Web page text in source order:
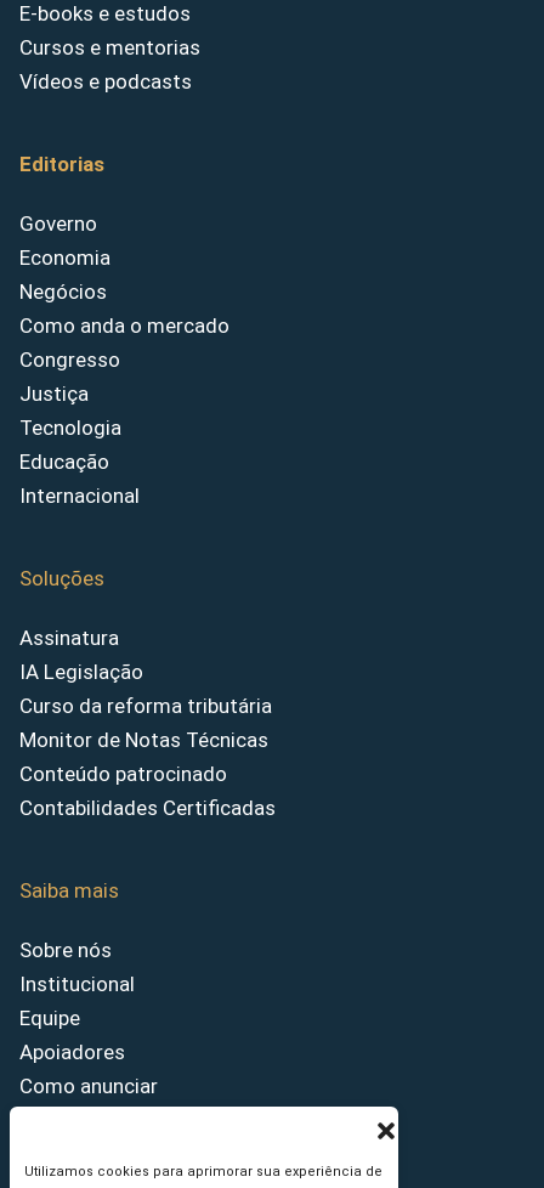
Utilizamos cookies para aprimorar sua experiência de
E-books e estudos
Cursos e mentorias
Vídeos e podcasts
Editorias
Governo
Economia
Negócios
Como anda o mercado
Congresso
Justiça
Tecnologia
Educação
Internacional
Soluções
Assinatura
IA Legislação
Curso da reforma tributária
Monitor de Notas Técnicas
Conteúdo patrocinado
Contabilidades Certificadas
Saiba mais
Sobre nós
Institucional
Equipe
Apoiadores
Como anunciar